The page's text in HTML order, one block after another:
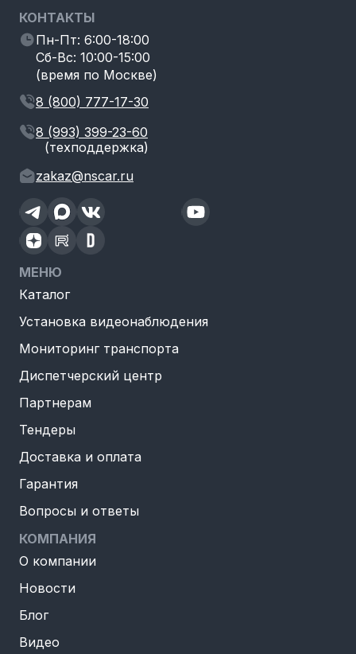
КОНТАКТЫ
Пн-Пт: 6:00-18:00
Сб-Вс: 10:00-15:00
(время по Москве)
8 (800) 777-17-30
8 (993) 399-23-60
(техподдержка)
zakaz@nscar.ru
МЕНЮ
Каталог
Установка видеонаблюдения
Мониторинг транспорта
Диспетчерский центр
Партнерам
Тендеры
Доставка и оплата
Гарантия
Вопросы и ответы
КОМПАНИЯ
О компании
Новости
Блог
Видео